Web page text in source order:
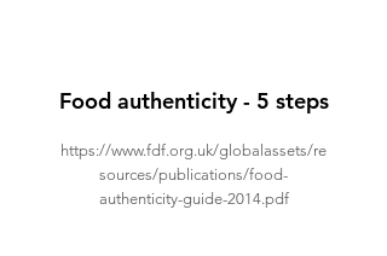
Food authenticity - 5 steps
https://www.fdf.org.uk/globalassets/re
sources/publications/food-
authenticity-guide-2014.pdf